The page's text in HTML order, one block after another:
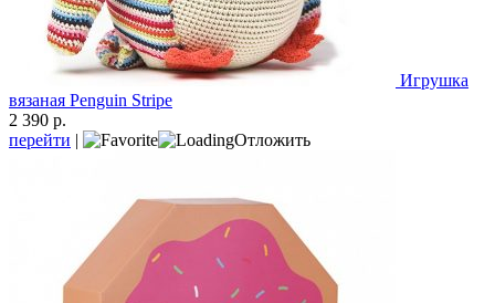
Игрушка
вязаная Penguin Stripe
2 390 р.
перейти | Отложить